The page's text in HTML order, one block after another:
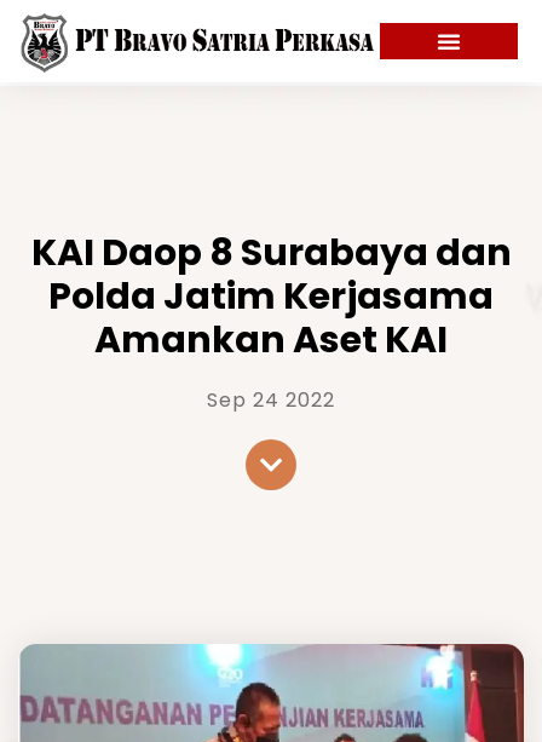
KAI Daop 8 Surabaya dan
Polda Jatim Kerjasama
Amankan Aset KAI
Sep 24 2022